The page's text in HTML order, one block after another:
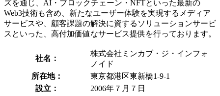
ズを通じ、AI・ブロックチェーン・NFTといった最新の
Web3技術も含め、新たなユーザー体験を実現するメディア
サービスや、顧客課題の解決に資するソリューションサービ
スといった、高付加価値なサービス提供を行っております。
社名：
株式会社ミンカブ・ジ・インフォ
ノイド
所在地：
東京都港区東新橋1-9-1
設立：
2006年７月７日